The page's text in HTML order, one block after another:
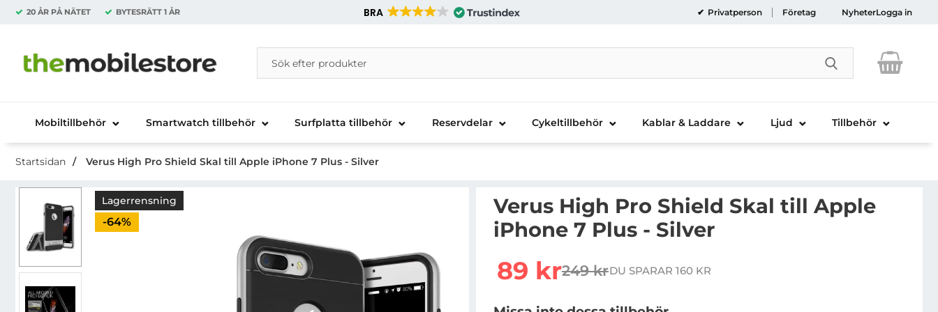
20 ÅR PÅ NÄTET BYTESRÄTT 1 ÅR BRA Privatperson Företag NyheterLogga in
Startsidan för Danira Telecom AB
Sök
Sök på Danira Telecom AB
Genomför
Mobiltillbehör Smartwatch tillbehör Surfplatta tillbehör Reservdelar Cykeltillbehör Kablar & Laddare Ljud Tillbehör
Startsidan Verus High Pro Shield Skal till Apple iPhone 7 Plus - Silver
Lagerrensning
Priset är nedsatt med
-64%
Verus High Pro Shield Skal till Apple
iPhone 7 Plus - Silver
rea pris
89 krtidigare pris
249 krDU SPARAR 160 KR